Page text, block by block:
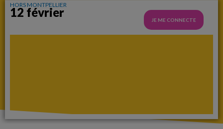
HORS MONTPELLIER
12 février
JE ME CONNECTE